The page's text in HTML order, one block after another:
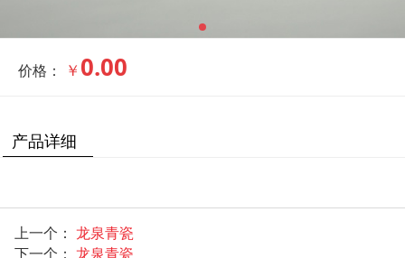
价格： ￥ 0.00
产品详细
上一个： 龙泉青瓷
下一个： 龙泉青瓷